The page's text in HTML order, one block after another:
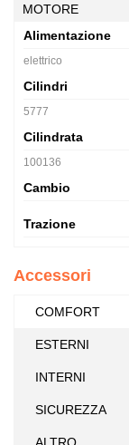
MOTORE
Alimentazione
elettrico
Cilindri
5777
Cilindrata
100136
Cambio
Trazione
Accessori
COMFORT
ESTERNI
INTERNI
SICUREZZA